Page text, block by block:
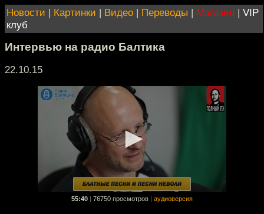
Новости | Картинки | Видео | Переводы | Магазин | VIP
клуб
Интервью на радио Балтика
22.10.15
55:40 76750 просмотров аудиоверсия